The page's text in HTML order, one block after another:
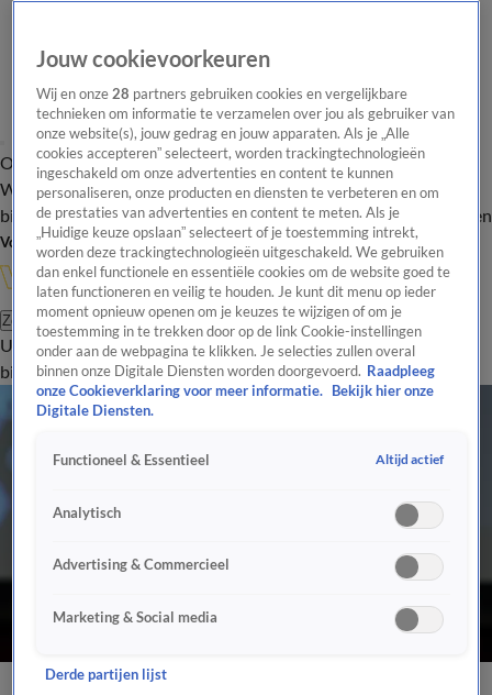
Overzicht Onze programma's Uitzendingen Onze gezichten
In de
WandelgangenInterviewsUitzending
bijwonenPodcastShopVeelgestelde vragenKijkersvraag insturen
Volg Vandaag Inside
Zoeken
UitzendingenVandaag InsideDe OranjezomerShopUitzending
bijwonen
Jouw cookievoorkeuren
Wij en onze28 partners gebruiken cookies en vergelijkbare
technieken om informatie te verzamelen over jou als gebruiker van
onze website(s), jouw gedrag en jouw apparaten. Als je „Alle
cookies accepteren” selecteert, worden trackingtechnologieën
ingeschakeld om onze advertenties en content te kunnen
personaliseren, onze producten en diensten te verbeteren en om
de prestaties van advertenties en content te meten. Als je
„Huidige keuze opslaan” selecteert of je toestemming intrekt,
worden deze trackingtechnologieën uitgeschakeld. We gebruiken
dan enkel functionele en essentiële cookies om de website goed te
laten functioneren en veilig te houden. Je kunt dit menu op ieder
moment opnieuw openen om je keuzes te wijzigen of om je
toestemming in te trekken door op de link Cookie-instellingen
onder aan de webpagina te klikken. Je selecties zullen overal
binnen onze Digitale Diensten worden doorgevoerd. Raadpleeg
onze Cookieverklaring voor meer informatie.
Bekijk hier onze
Digitale Diensten.
Functioneel & Essentieel Altijd actief
Analytisch
Advertising & Commercieel
Marketing & Social media
Derde partijen lijst